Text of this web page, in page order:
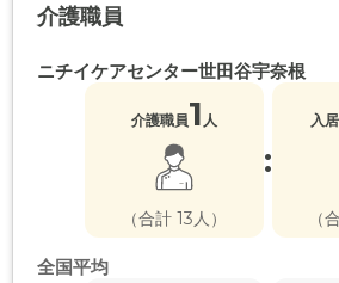
介護職員
ニチイケアセンター世田谷宇奈根
介護職員1 人
（合計 13人）
:
入
（
全国平均